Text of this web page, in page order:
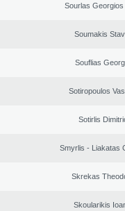
Sourlas Georgios
Soumakis
Souflias
Sotiropoulos
Sotirlis
Smyrlis - Liakatas
Skrekas
Skoularikis